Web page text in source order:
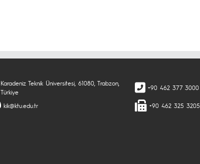
Karadeniz Teknik Üniversitesi, 61080, Trabzon,
Türkiye
kik@ktu.edu.tr
+90 462 377 3000
+90 462 325 3205